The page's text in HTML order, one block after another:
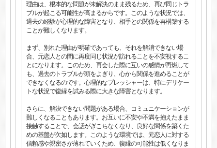
理由は、根本的な問題が未解決のまま残るため、再び同じトラ
ブルが起こる可能性が高まるからです。このような状況では、
過去の経験が心理的な障害となり、相手との関係を再構築する
ことが難しくなります。
まず、別れた理由が明確であっても、それを解消できない場
合、元恋人との間に再度同じ状況が訪れることを不安視するこ
とになります。このため、再会した際に互いの感情が再燃して
も、過去のトラブルが頭をよぎり、心から関係を進めることが
できなくなるのです。心理的なプレッシャーは、特にデリケー
トな状況で復縁を試みる際に大きな障害となります。
さらに、解決できない問題がある場合、コミュニケーションが
難しくなることもあります。お互いに不安や不満を抱えたまま
接触することで、会話がぎこちなくなり、良好な関係を築くた
めの基盤が欠如します。このような環境では、元恋人に対する
信頼感や親密さが薄れていくため、復縁の可能性は低くなりま